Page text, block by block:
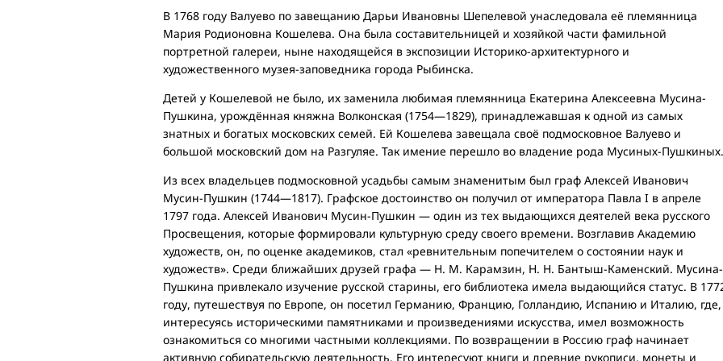
В 1768 году Валуево по завещанию Дарьи Ивановны Шепелевой унаследовала её племянница
Мария Родионовна Кошелева. Она была составительницей и хозяйкой части фамильной
портретной галереи, ныне находящейся в экспозиции Историко-архитектурного и
художественного музея-заповедника города Рыбинска.
Детей у Кошелевой не было, их заменила любимая племянница Екатерина Алексеевна Мусина-
Пушкина, урождённая княжна Волконская (1754—1829), принадлежавшая к одной из самых
знатных и богатых московских семей. Ей Кошелева завещала своё подмосковное Валуево и
большой московский дом на Разгуляе. Так имение перешло во владение рода Мусиных-Пушкиных.
Из всех владельцев подмосковной усадьбы самым знаменитым был граф Алексей Иванович
Мусин-Пушкин (1744—1817). Графское достоинство он получил от императора Павла I в апреле
1797 года. Алексей Иванович Мусин-Пушкин — один из тех выдающихся деятелей века русского
Просвещения, которые формировали культурную среду своего времени. Возглавив Академию
художеств, он, по оценке академиков, стал «ревнительным попечителем о состоянии наук и
художеств». Среди ближайших друзей графа — Н. М. Карамзин, Н. Н. Бантыш-Каменский. Мусина-
Пушкина привлекало изучение русской старины, его библиотека имела выдающийся статус. В
году, путешествуя по Европе, он посетил Германию, Францию, Голландию, Испанию и Италию, где,
интересуясь историческими памятниками и произведениями искусства, имел возможность
ознакомиться со многими частными коллекциями. По возвращении в Россию граф начинает
активную собирательскую деятельность. Его интересуют книги и древние рукописи, монеты и